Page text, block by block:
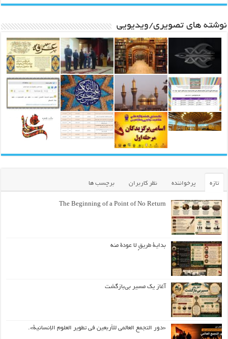
نوشته های تصویری/ویدیویی
تازه پرخواننده نظر کاربران برچسب ها
The Beginning of a Point of No Return
بداية طريقٍ لا عودة منه
آغاز یک مسیر بی‌بازگشت
«دور التجمع العالمي للأربعين في تطوير العلوم الإنسانية».